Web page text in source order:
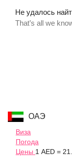
ОАЭ
Виза
Погода
Цены 1 AED =